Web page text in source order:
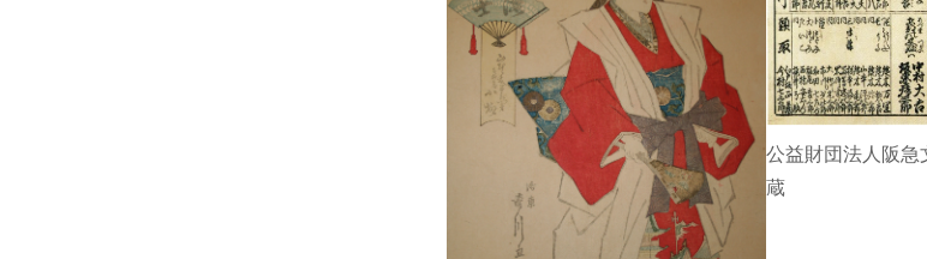
公益財団法人阪急
蔵